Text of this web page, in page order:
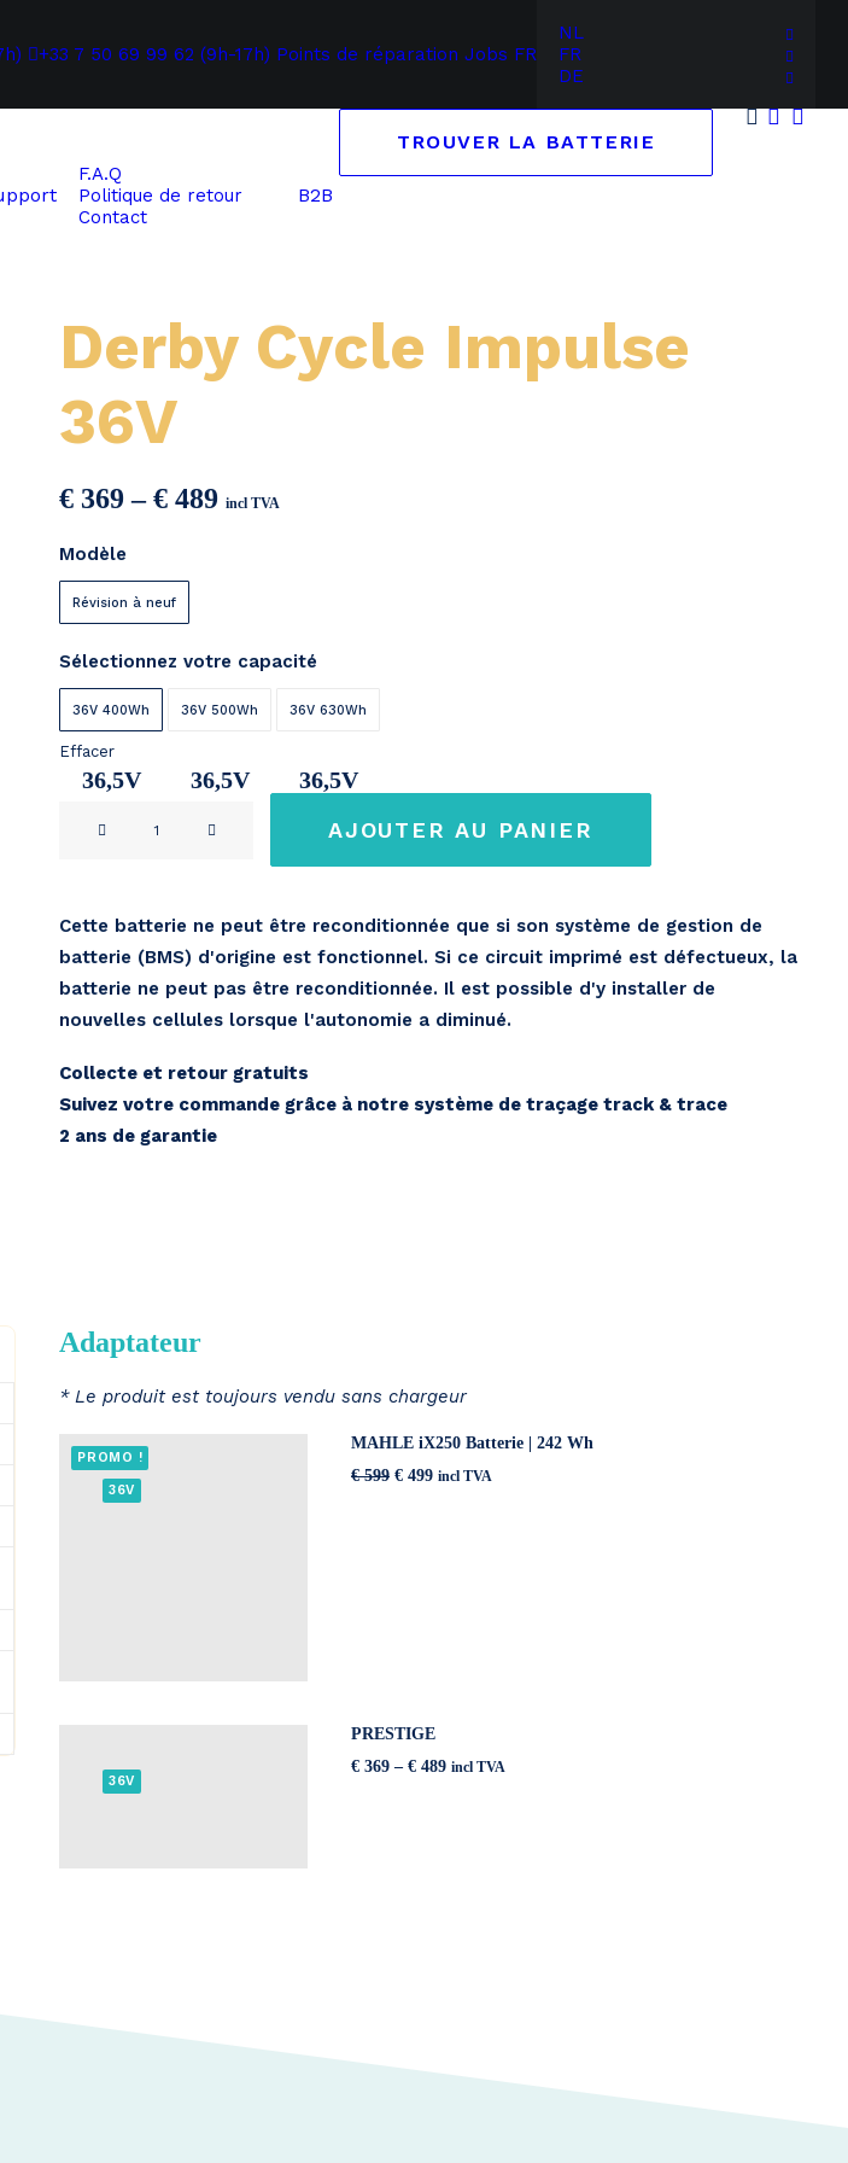
+33 7 50 69 99 62 (9h-17h) Points de réparation Jobs FR
NL
FR
DE
F.A.Q
Politique de retour
Contact
B2B
TROUVER LA BATTERIE
Derby Cycle Impulse
36V
€ 369 – € 489Price
incl TVA
Modèle
Révision à neuf
Sélectionnez votre capacité
36V 400Wh
36,5V
11Ah
36V 500Wh
36,5V
14,2Ah
36V 630Wh
36,5V
17,2Ah
Effacer
AJOUTER AU PANIER
Cette batterie ne peut être reconditionnée que si son système de gestion de
batterie (BMS) d'origine est fonctionnel. Si ce circuit imprimé est défectueux, la
batterie ne peut pas être reconditionnée. Il est possible d'y installer de
nouvelles cellules lorsque l'autonomie a diminué.
Collecte et retour gratuits
Suivez votre commande grâce à notre système de traçage track & trace
2 ans de garantie
Adaptateur
* Le produit est toujours vendu sans chargeur
36V
PROMO !
MAHLE iX250 Batterie | 242 Wh
€599 Original
€ 499Current
incl TVA
36V
PRESTIGE
€ 369 – € 489Price
incl TVA